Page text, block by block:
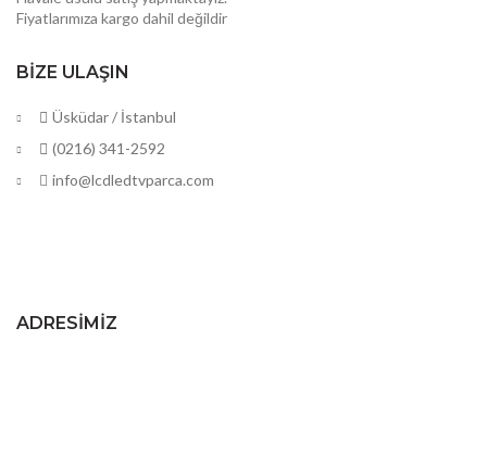
Fiyatlarımıza kargo dahil değildir
BIZE ULAŞIN
Üsküdar / İstanbul
(0216) 341-2592
info@lcdledtvparca.com
ADRESIMIZ